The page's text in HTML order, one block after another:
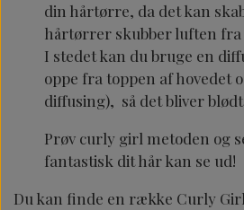
din hårtørre, da det kan
hårtørrer skubber luften fra
I stedet kan du bruge en
oppe fra toppen af hovedet
diffusing), så det bliver
Prøv curly girl metoden og
fantastisk dit hår kan se ud!
Du kan finde en række Curly